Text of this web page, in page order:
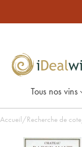
Tous nos vins
Accueil/Recherche de cote